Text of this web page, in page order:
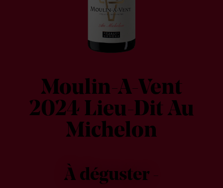
Moulin-A-Vent
2024 Lieu-Dit Au
Michelon
À déguster -